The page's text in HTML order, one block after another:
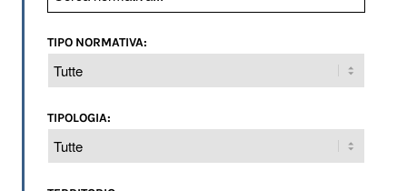
TIPO NORMATIVA:
TIPOLOGIA: